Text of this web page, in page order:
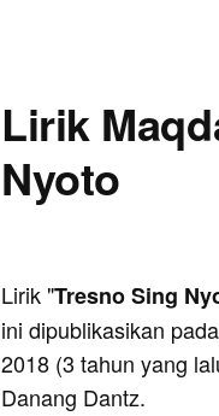
Lirik
Nyoto
Lirik "Tresno Sing
ini dipublikasikan
2018 (3 tahun yang
Danang Dantz.